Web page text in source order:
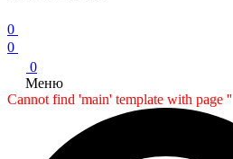
0
0
0
Меню
Cannot find 'main' template with page ''